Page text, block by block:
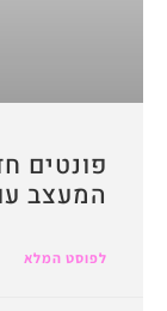
פונטים
המעצב
לפוסט המלא